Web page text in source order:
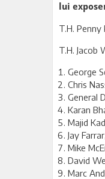
lui
T.H.
T.H. Jacob
George
Chris
General
Karan
Majid
Jay
Mike
David
Marc